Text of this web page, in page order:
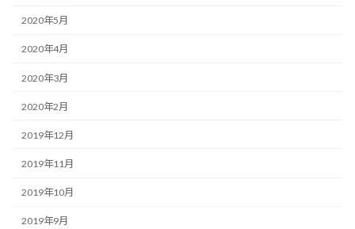
2020年5月
2020年4月
2020年3月
2020年2月
2019年12月
2019年11月
2019年10月
2019年9月